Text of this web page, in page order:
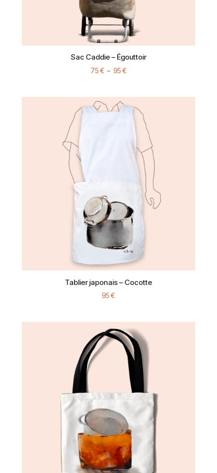
Sac Caddie – Égouttoir
75€ – 95€Plage
prix :
75 €
95 €
Tablier japonais – Cocotte
95€